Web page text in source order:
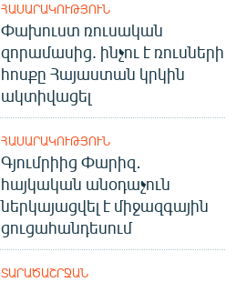
ՀԱՍԱՐԱԿՈՒԹՅՈՒՆ
Փախուստ ռուսական
զորամասից. ինչու է ռուսների
հոսքը Հայաստան կրկին
ակտիվացել
ՀԱՍԱՐԱԿՈՒԹՅՈՒՆ
Գյումրիից Փարիզ․
հայկական անօդաչուն
ներկայացվել է միջազգային
ցուցահանդեսում
ՏԱՐԱԾԱՇՐՋԱՆ